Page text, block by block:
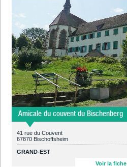
Amicale du couvent du Bischenberg
41 rue du Couvent
67870 Bischoffsheim
GRAND-EST
Voir la fiche